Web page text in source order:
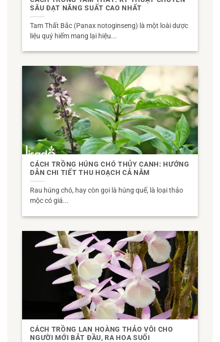
SÂU ĐẠT NĂNG SUẤT CAO NHẤT
Tam Thất Bắc (Panax notoginseng) là một loài dược
liệu quý hiếm mang lại hiệu...
CÁCH TRỒNG HÚNG CHÓ THỦY CANH: HƯỚNG
DẪN CHI TIẾT THU HOẠCH CẢ NĂM
Rau húng chó, hay còn gọi là húng quế, là loại thảo
mộc có giá...
CÁCH TRỒNG LAN HOÀNG THẢO VÔI CHO
NGƯỜI MỚI BẮT ĐẦU, RA HOA SUỐI